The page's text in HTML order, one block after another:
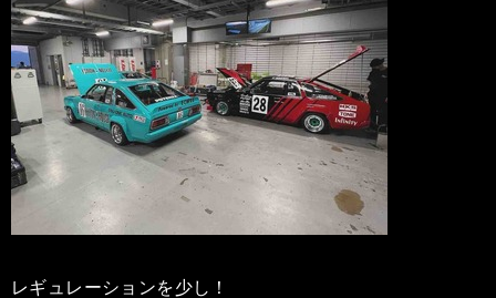
レギュレーションを少し！